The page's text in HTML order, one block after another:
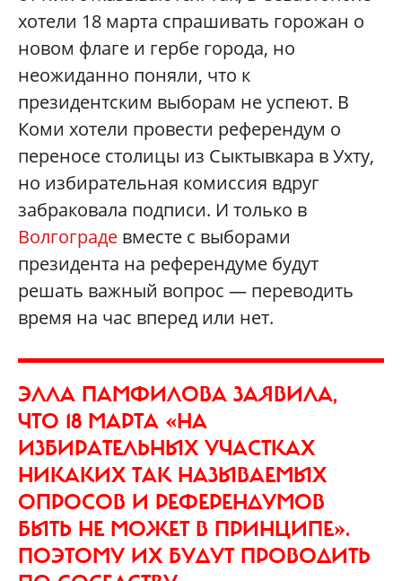
хотели 18 марта спрашивать горожан о
новом флаге и гербе города, но
неожиданно поняли, что к
президентским выборам не успеют. В
Коми хотели провести референдум о
переносе столицы из Сыктывкара в Ухту,
но избирательная комиссия вдруг
забраковала подписи. И только в
Волгограде вместе с выборами
президента на референдуме будут
решать важный вопрос — переводить
время на час вперед или нет.
ЭЛЛА ПАМФИЛОВА ЗАЯВИЛА,
ЧТО 18 МАРТА «НА
ИЗБИРАТЕЛЬНЫХ УЧАСТКАХ
НИКАКИХ ТАК НАЗЫВАЕМЫХ
ОПРОСОВ И РЕФЕРЕНДУМОВ
БЫТЬ НЕ МОЖЕТ В ПРИНЦИПЕ».
ПОЭТОМУ ИХ БУДУТ ПРОВОДИТЬ